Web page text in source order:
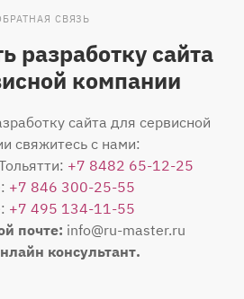
СВЯЗЬ
разработку сайта
компании
сайта для сервисной
свяжитесь с нами:
+7 8482 65-12-25
+7 846 300-25-55
+7 495 134-11-55
почте: info@ru-master.ru
консультант.